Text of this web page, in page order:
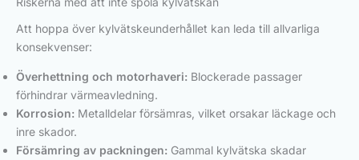
Att hoppa över kylvätskeunderhållet kan leda till allvarliga
konsekvenser:
Överhettning och motorhaveri: Blockerade passager
förhindrar värmeavledning.
Korrosion: Metalldelar försämras, vilket orsakar läckage och
inre skador.
Försämring av packningen: Gammal kylvätska skadar